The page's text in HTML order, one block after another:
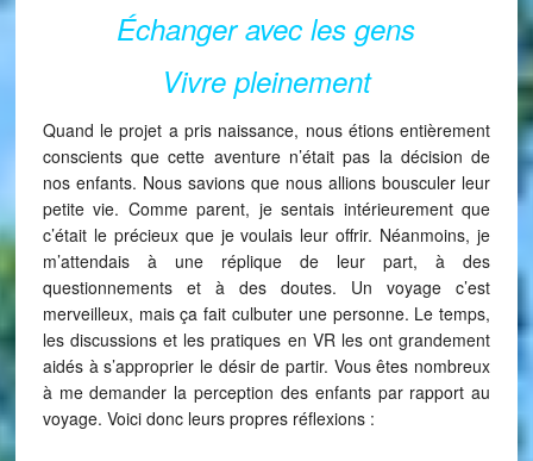
Échanger avec les gens
Vivre pleinement
Quand le projet a pris naissance, nous étions entièrement
conscients que cette aventure n’était pas la décision de
nos enfants. Nous savions que nous allions bousculer leur
petite vie. Comme parent, je sentais intérieurement que
c’était le précieux que je voulais leur offrir. Néanmoins, je
m’attendais à une réplique de leur part, à des
questionnements et à des doutes. Un voyage c’est
merveilleux, mais ça fait culbuter une personne. Le temps,
les discussions et les pratiques en VR les ont grandement
aidés à s’approprier le désir de partir. Vous êtes nombreux
à me demander la perception des enfants par rapport au
voyage. Voici donc leurs propres réflexions :